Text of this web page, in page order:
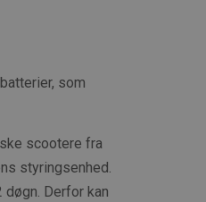
som
scootere fra
styringsenhed.
Derfor kan